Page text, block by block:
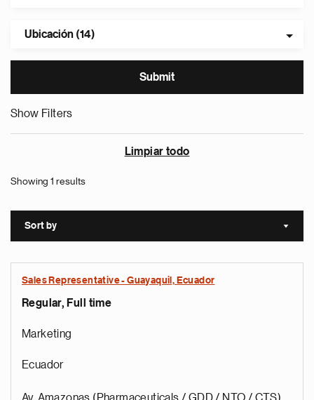
Ubicación (14)
Show Filters
Limpiar todo
Showing 1 results
Sort by Sort
Sales Representative - Guayaquil, Ecuador
Regular, Full time
Marketing
Ecuador